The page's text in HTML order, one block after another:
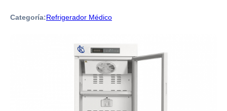
Categoría:Refrigerador Médico